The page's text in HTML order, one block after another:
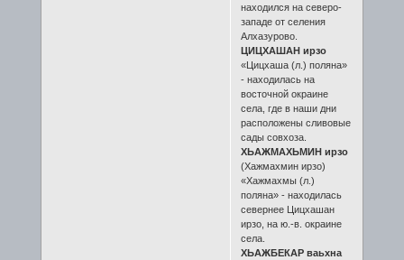
находился на северо-
западе от селения
Алхазурово.
ЦИЦХАШАН ирзо
«Цицхаша (л.) поляна»
- находилась на
восточной окраине
села, где в наши дни
расположены сливовые
сады совхоза.
ХЬАЖМАХЬМИН ирзо
(Хажмахмин ирзо)
«Хажмахмы (л.)
поляна» - находилась
севернее Цицхашан
ирзо, на ю.-в. окраине
села.
ХЬАЖБЕКАР ваьхна